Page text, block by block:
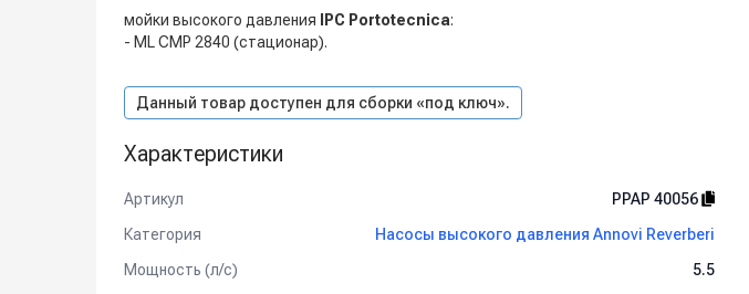
мойки высокого давления IPC Portotecnica:
- ML CMP 2840 (стационар).
Данный товар доступен для сборки «под ключ».
Характеристики
Артикул PPAP 40056
Категория
Насосы высокого давления Annovi Reverberi
Мощность (л/с)
5.5